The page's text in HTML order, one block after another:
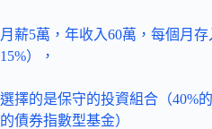
月薪5萬，年收入60萬，每個月存
15%），
選擇的是保守的投資組合（40%
的債券指數型基金）